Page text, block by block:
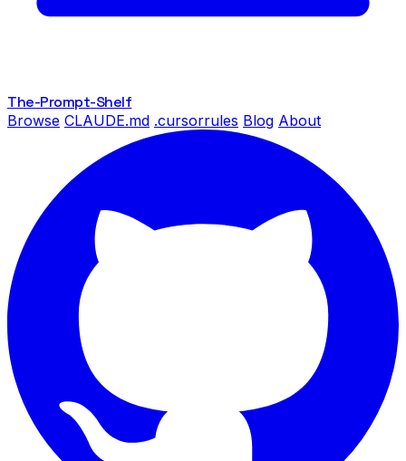
The-Prompt-Shelf
Browse CLAUDE.md .cursorrules Blog About